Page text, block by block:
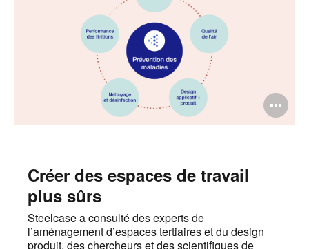
Créer des espaces de travail
plus sûrs
Steelcase a consulté des experts de
l’aménagement d’espaces tertiaires et du design
produit, des chercheurs et des scientifiques de